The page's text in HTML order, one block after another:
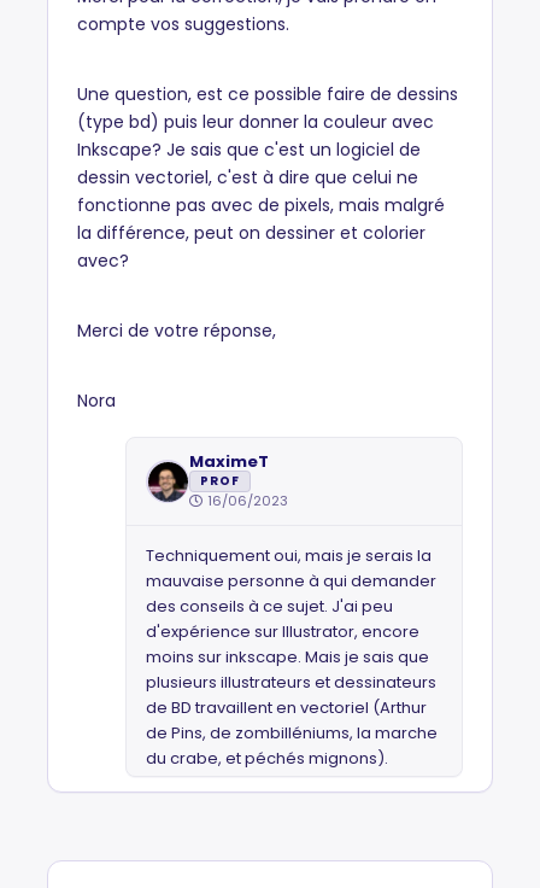
compte vos suggestions.
Une question, est ce possible faire de dessins
(type bd) puis leur donner la couleur avec
Inkscape? Je sais que c'est un logiciel de
dessin vectoriel, c'est à dire que celui ne
fonctionne pas avec de pixels, mais malgré
la différence, peut on dessiner et colorier
avec?
Merci de votre réponse,
Nora
MaximeT
PROF
16/06/2023
Techniquement oui, mais je serais la
mauvaise personne à qui demander
des conseils à ce sujet. J'ai peu
d'expérience sur Illustrator, encore
moins sur inkscape. Mais je sais que
plusieurs illustrateurs et dessinateurs
de BD travaillent en vectoriel (Arthur
de Pins, de zombilléniums, la marche
du crabe, et péchés mignons).